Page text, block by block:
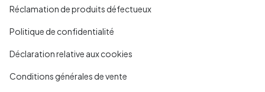
Réclamation de produits défectueux
Politique de confidentialité
Déclaration relative aux cookies
Conditions générales de vente